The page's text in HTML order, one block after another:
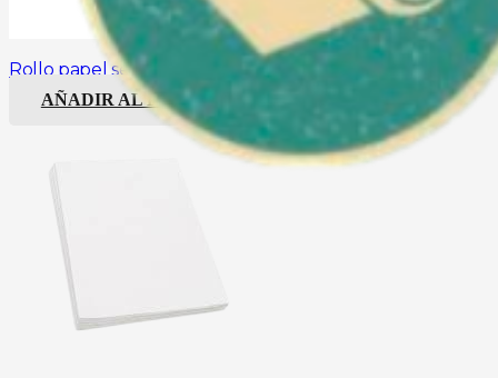
Rollo papel seda 20 gr- 50 cm x 100 mts
AÑADIR AL PRESUPUESTO